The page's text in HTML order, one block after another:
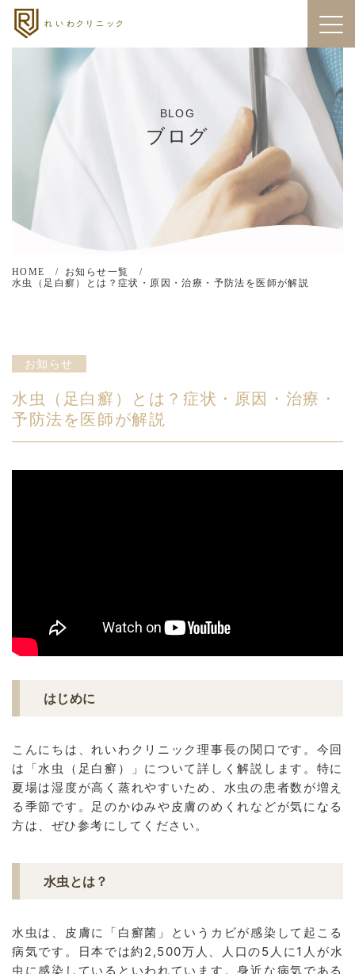
BLOG
ブログ
HOME
お知らせ一覧
水虫（足白癬）とは？症状・原因・治療・予防法を医師が解説
お知らせ
水虫（足白癬）とは？症状・原因・治療・
予防法を医師が解説
はじめに
こんにちは、れいわクリニック理事長の関口です。今回
は「水虫（足白癬）」について詳しく解説します。特に
夏場は湿度が高く蒸れやすいため、水虫の患者数が増え
る季節です。足のかゆみや皮膚のめくれなどが気になる
方は、ぜひ参考にしてください。
水虫とは？
水虫は、皮膚に「白癬菌」というカビが感染して起こる
病気です。日本では約2,500万人、人口の5人に1人が水
虫に感染しているといわれています。身近な病気である